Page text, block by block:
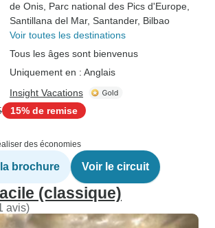
de Onis , Parc national des Pics d'Europe
Santillana del Mar, Santander, Bilbao
Voir toutes les destinations
Tous les âges sont bienvenus
Uniquement en : Anglais
Insight Vacations
15% de remise
des économies
brochure Voir le circuit
(classique)
avis)